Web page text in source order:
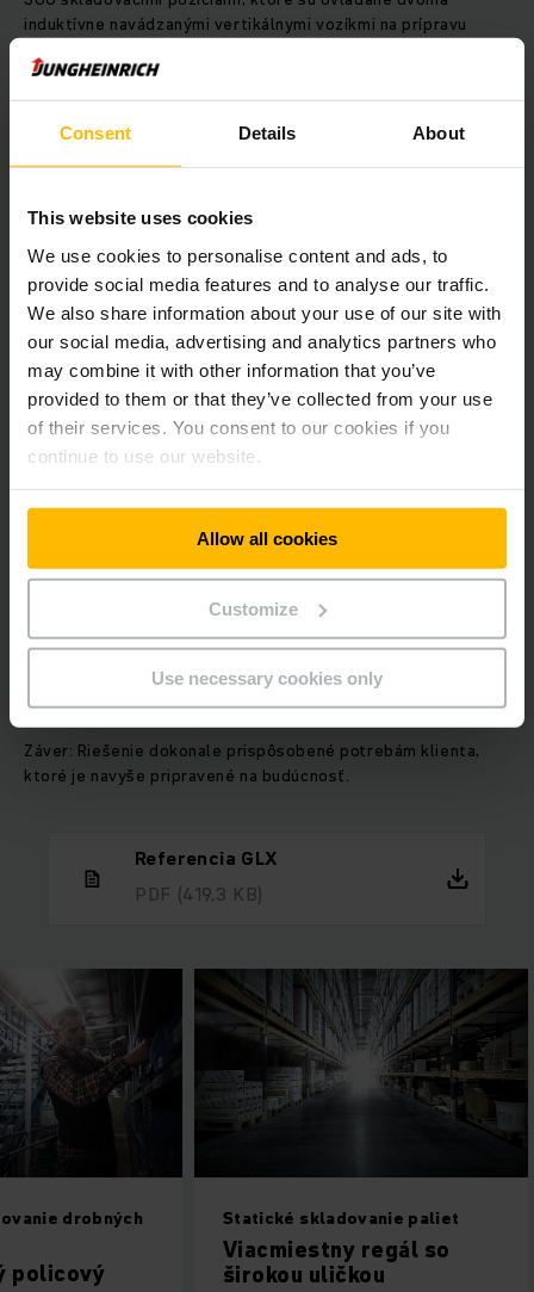
Consent Details About
This website uses cookies
We use cookies to personalise content and ads, to
provide social media features and to analyse our traffic.
We also share information about your use of our site with
our social media, advertising and analytics partners who
may combine it with other information that you’ve
provided to them or that they’ve collected from your use
of their services. You consent to our cookies if you
continue to use our website.
Allow all cookies
Customize
Use necessary cookies only
induktívne navádzanými vertikálnymi vozíkmi na prípravu
poskytuje aj približne 15 000 skladovacích pozícií
obsluhovaných vysokozdvižnými vozíkmi s posuvným
140 metrov dlhý a 110 metrov široký, používa 20 vozíkov
Modulárny regálový systém navyše ponúka špeciálne
riešenie na protipožiarnu ochranu, aby nebolo potrebné
používať samočinné hasiace zariadenia.
Účinnejšie procesy a kratšie časy
prípravy tovaru
Zvýšenie objemu tovaru a celkovej kapacity, ako aj
efektívnejšie procesy a kratšie časy prípravy tovaru
zabezpečujú, že skupina GLX má všetky predpoklady na ďalší
rast.
Klient v súčasnosti zvažuje aj pripojenie priamo k systému
SAP pomocou riešenia Jungheinrich warehouseNavigation.
Záver: Riešenie dokonale prispôsobené potrebám klienta,
ktoré je navyše pripravené na budúcnosť.
Referencia GLX
PDF (419,3 KB)
drobných
policový
Statické skladovanie paliet
Viacmiestny regál so
širokou uličkou